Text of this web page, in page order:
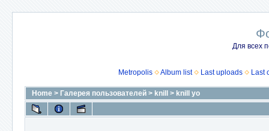
Для всех
Metropolis Album list Last uploads Last
Home > Галерея пользователей > knill > knill yo